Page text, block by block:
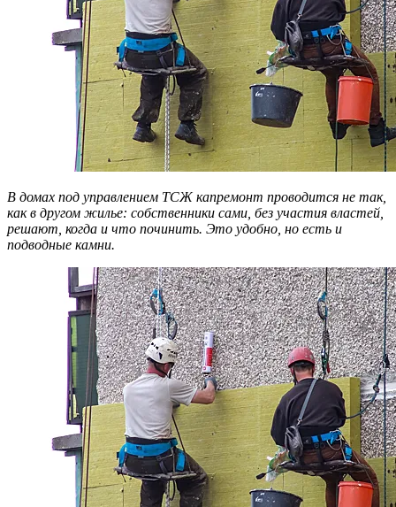
В домах под управлением ТСЖ капремонт проводится не так,
как в другом жилье: собственники сами, без участия властей,
решают, когда и что починить. Это удобно, но есть и
подводные камни.